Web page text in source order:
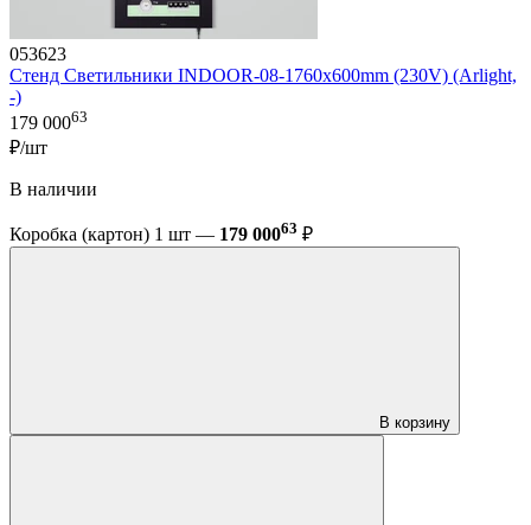
053623
Стенд Светильники INDOOR-08-1760х600mm (230V) (Arlight,
-)
179 00063
₽/шт
В наличии
Коробка (картон) 1 шт — 179 00063 ₽
В корзину